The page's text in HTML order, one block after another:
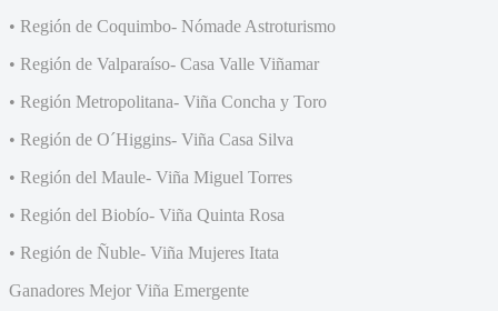
• Región de Coquimbo- Nómade Astroturismo
• Región de Valparaíso- Casa Valle Viñamar
• Región Metropolitana- Viña Concha y Toro
• Región de O´Higgins- Viña Casa Silva
• Región del Maule- Viña Miguel Torres
• Región del Biobío- Viña Quinta Rosa
• Región de Ñuble- Viña Mujeres Itata
Ganadores Mejor Viña Emergente